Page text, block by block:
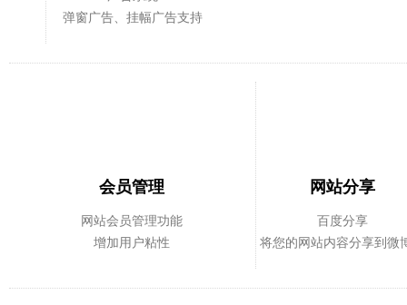
弹窗广告、挂幅广告支持
会员管理
网站会员管理功能
增加用户粘性
网站分享
百度分享
将您的网站内容分享到微